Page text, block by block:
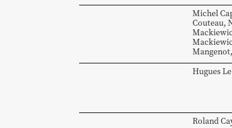
Michel
Couteau,
Mangenot,
Hugues
Roland